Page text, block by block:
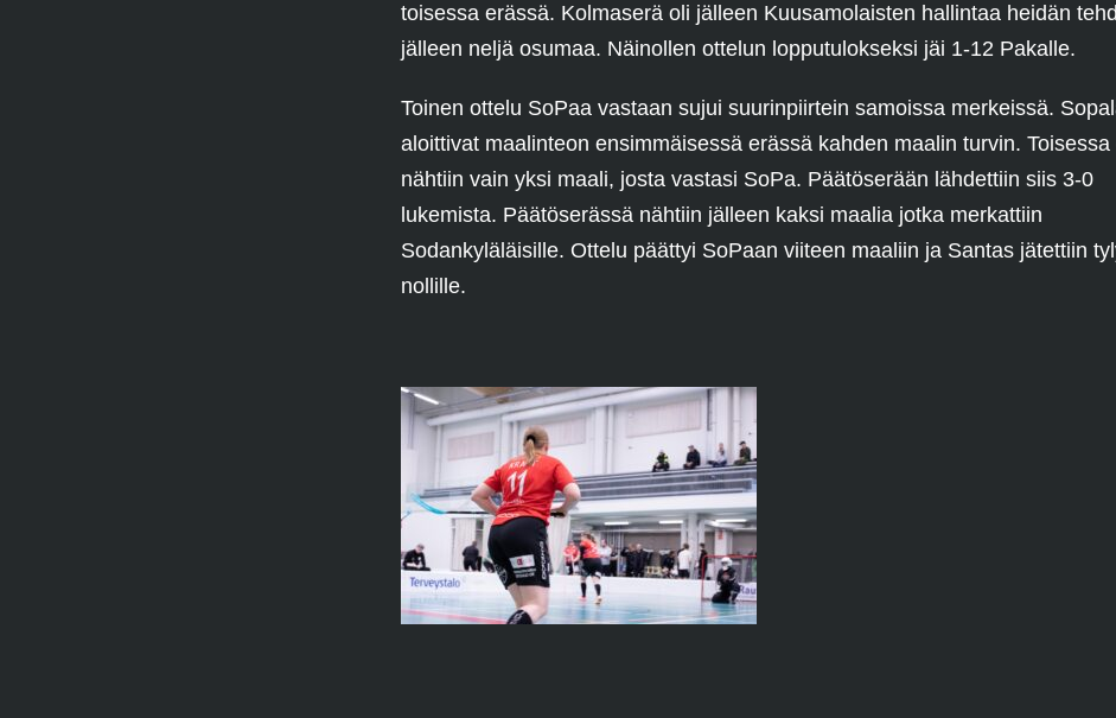
toisessa erässä. Kolmaserä oli jälleen Kuusamolaisten hallintaa heidän
jälleen neljä osumaa. Näinollen ottelun lopputulokseksi jäi 1-12 Pakalle.
Toinen ottelu SoPaa vastaan sujui suurinpiirtein samoissa merkeissä.
aloittivat maalinteon ensimmäisessä erässä kahden maalin turvin. Toisessa
nähtiin vain yksi maali, josta vastasi SoPa. Päätöserään lähdettiin siis 3-0
lukemista. Päätöserässä nähtiin jälleen kaksi maalia jotka merkattiin
Sodankyläläisille. Ottelu päättyi SoPaan viiteen maaliin ja Santas jätettiin
nollille.